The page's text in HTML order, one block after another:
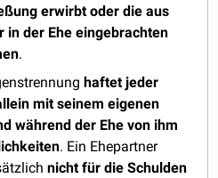
erwirbt oder die aus
in der Ehe eingebrachten
.
haftet jeder
mit seinem eigenen
während der Ehe von ihm
. Ein Ehepartner
nicht für die Schulden